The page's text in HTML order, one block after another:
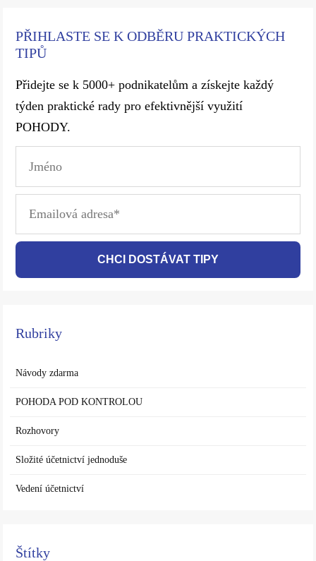
PŘIHLASTE SE K ODBĚRU PRAKTICKÝCH
TIPŮ
Přidejte se k 5000+ podnikatelům a získejte každý
týden praktické rady pro efektivnější využití
POHODY.
CHCI DOSTÁVAT TIPY
Rubriky
Návody zdarma
POHODA POD KONTROLOU
Rozhovory
Složité účetnictví jednoduše
Vedení účetnictví
Štítky